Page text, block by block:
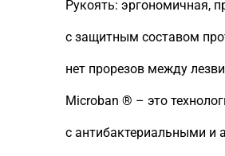
Рукоять: эргономичная,
с защитным составом
нет прорезов между
Microban ® – это
с антибактериальными и